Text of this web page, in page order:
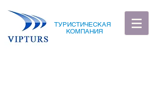
ТУРИСТИЧЕСКАЯ
КОМПАНИЯ